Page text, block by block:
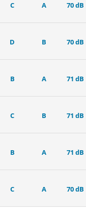
C A 70 dB
D B 70 dB
B A 71 dB
C B 71 dB
B A 71 dB
C A 70 dB